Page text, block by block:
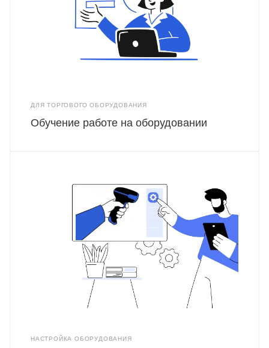
ДЛЯ ТОРГОВОГО ОБОРУДОВАНИЯ
Обучение работе на оборудовании
НАСТРОЙКА ОБОРУДОВАНИЯ